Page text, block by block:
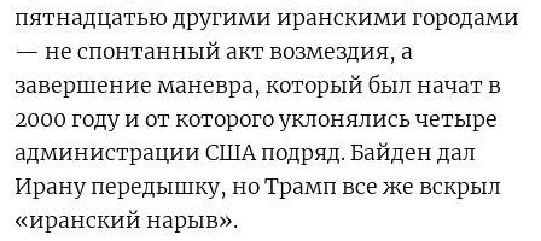
пятнадцатью другими иранскими городами
— не спонтанный акт возмездия, а
завершение маневра, который был начат в
2000 году и от которого уклонялись четыре
администрации США подряд. Байден дал
Ирану передышку, но Трамп все же вскрыл
«иранский нарыв».